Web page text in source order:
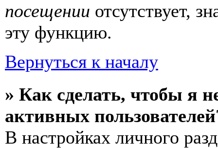
посещении отсутствует,
эту функцию.
Вернуться к началу
» Как сделать, чтобы я
активных
В настройках личного